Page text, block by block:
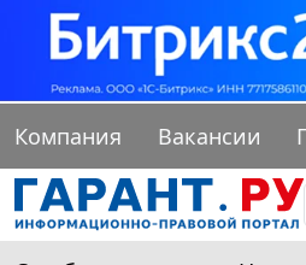
Компания Вакансии